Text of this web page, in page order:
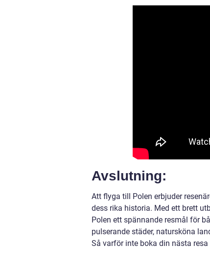
Avslutning:
Att flyga till Polen erbjuder
dess rika historia. Med ett brett
Polen ett spännande resmål för
pulserande städer, natursköna
Så varför inte boka din nästa